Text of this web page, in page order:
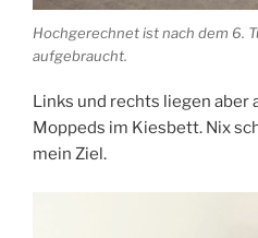
Hochgerechnet ist nach dem 6.
aufgebraucht.
Links und rechts liegen aber
Moppeds im Kiesbett. Nix
mein Ziel.